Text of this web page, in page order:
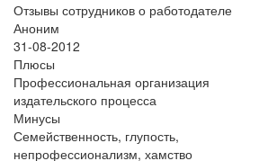
Отзывы сотрудников о работодателе
Аноним
31-08-2012
Плюсы
Профессиональная организация
издательского процесса
Минусы
Семейственность, глупость,
непрофессионализм, хамство